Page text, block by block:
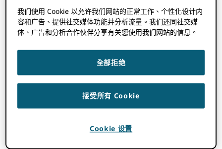
會，他們可以參與其中。 ORCID的治理：在…任
職 ORCID 研究員諮詢委員會。
ORCID 研究員諮詢委員
會 (ORAC)—提名現已
為了確保我們始終將研究人員置於我們一切工作
我们使用 Cookie 以允许我们网站的正常工作、个性化设计内
容和广告、提供社交媒体功能并分析流量。我们还同社交媒
体、广告和分析合作伙伴分享有关您使用我们网站的信息。
全部拒绝
接受所有 Cookie
Cookie 设置